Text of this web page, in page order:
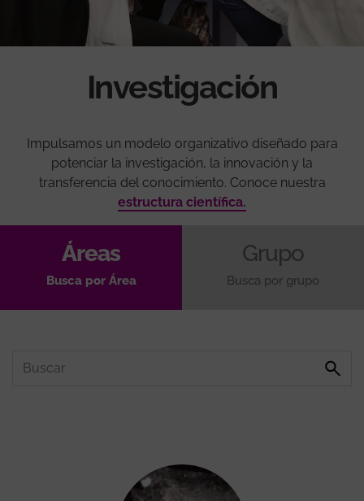
Investigación
Impulsamos un modelo organizativo diseñado para
potenciar la investigación, la innovación y la
transferencia del conocimiento. Conoce nuestra
estructura científica.
Áreas
Busca por Área
Grupo
Busca por grupo